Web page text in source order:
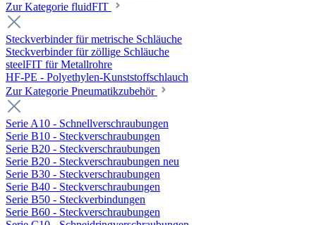
Zur Kategorie fluidFIT
Steckverbinder für metrische Schläuche
Steckverbinder für zöllige Schläuche
steelFIT für Metallrohre
HF-PE - Polyethylen-Kunststoffschlauch
Zur Kategorie Pneumatikzubehör
Serie A10 - Schnellverschraubungen
Serie B10 - Steckverschraubungen
Serie B20 - Steckverschraubungen
Serie B20 - Steckverschraubungen neu
Serie B30 - Steckverschraubungen
Serie B40 - Steckverschraubungen
Serie B50 - Steckverbindungen
Serie B60 - Steckverschraubungen